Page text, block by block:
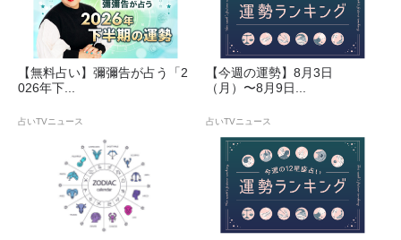
【無料占い】彌彌告が占う「2
026年下...
占いTVニュース
【今週の運勢】8月3日
（月）〜8月9日...
占いTVニュース